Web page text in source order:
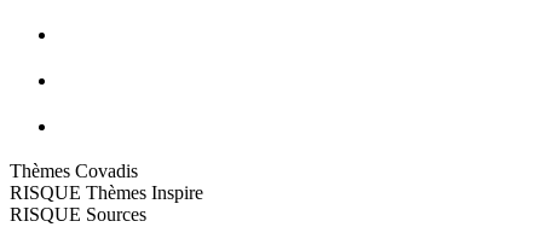
Thèmes Covadis
RISQUE Thèmes Inspire
RISQUE Sources